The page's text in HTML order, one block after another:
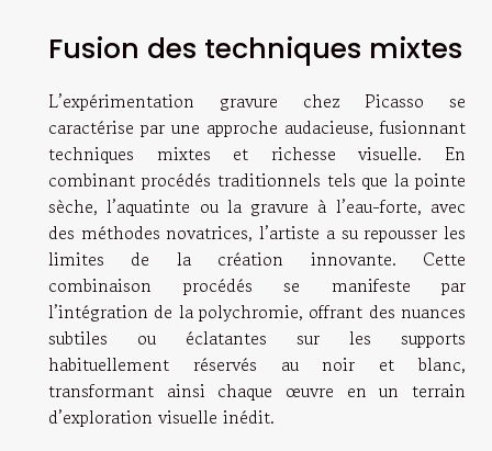
Fusion des techniques mixtes
L’expérimentation gravure chez Picasso se
caractérise par une approche audacieuse, fusionnant
techniques mixtes et richesse visuelle. En
combinant procédés traditionnels tels que la pointe
sèche, l’aquatinte ou la gravure à l’eau-forte, avec
des méthodes novatrices, l’artiste a su repousser les
limites de la création innovante. Cette
combinaison procédés se manifeste par
l’intégration de la polychromie, offrant des nuances
subtiles ou éclatantes sur les supports
habituellement réservés au noir et blanc,
transformant ainsi chaque œuvre en un terrain
d’exploration visuelle inédit.